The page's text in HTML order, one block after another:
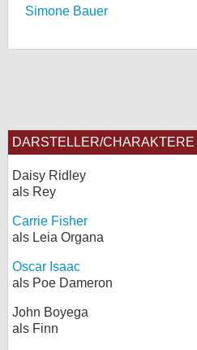
Simone Bauer
DARSTELLER/CHARAKTERE
Daisy Ridley
als Rey
Carrie Fisher
als Leia Organa
Oscar Isaac
als Poe Dameron
John Boyega
als Finn